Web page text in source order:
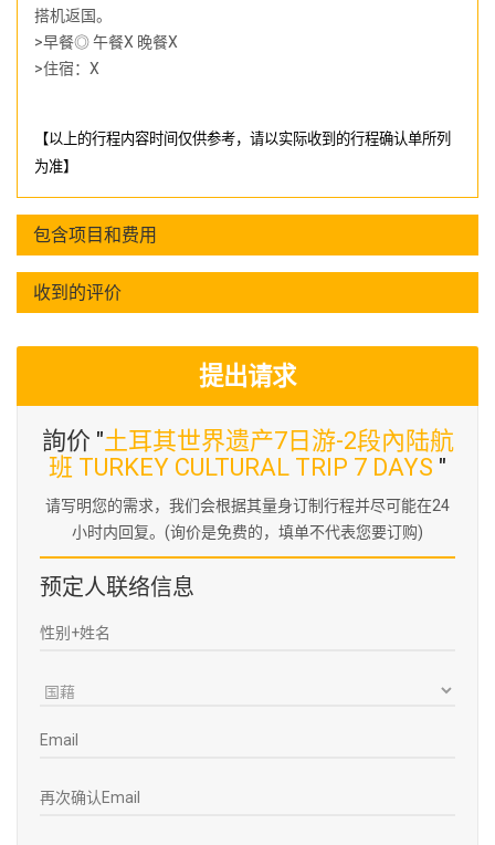
搭机返国。
>早餐◎ 午餐X 晚餐X
>住宿：X
【以上的行程内容时间仅供参考，请以实际收到的行程确认单所列
为准】
包含项目和费用
收到的评价
提出请求
詢价 "土耳其世界遗产7日游-2段內陆航
班 TURKEY CULTURAL TRIP 7 DAYS "
请写明您的需求，我们会根据其量身订制行程并尽可能在24
小时内回复。(询价是免费的，填单不代表您要订购)
预定人联络信息